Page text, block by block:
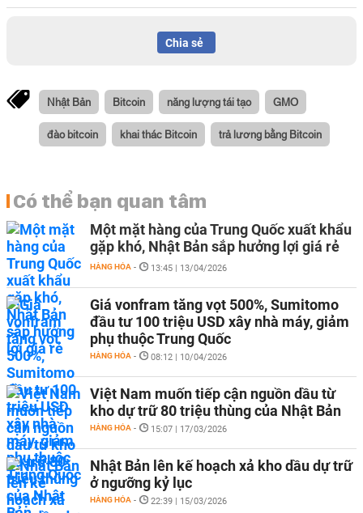
Chia sẻ
Nhật Bản Bitcoin năng lượng tái tạo GMO
đào bitcoin khai thác Bitcoin trả lương bằng Bitcoin
Có thể bạn quan tâm
Một mặt hàng của Trung Quốc xuất khẩu
gặp khó, Nhật Bản sắp hưởng lợi giá rẻ
HÀNG HÓA - 13:45 | 13/04/2026
Giá vonfram tăng vọt 500%, Sumitomo
đầu tư 100 triệu USD xây nhà máy, giảm
phụ thuộc Trung Quốc
HÀNG HÓA - 08:12 | 10/04/2026
Việt Nam muốn tiếp cận nguồn dầu từ
kho dự trữ 80 triệu thùng của Nhật Bản
HÀNG HÓA - 15:07 | 17/03/2026
Nhật Bản lên kế hoạch xả kho dầu dự trữ
ở ngưỡng kỷ lục​
HÀNG HÓA - 22:39 | 15/03/2026